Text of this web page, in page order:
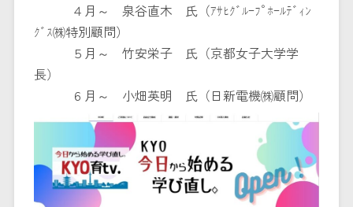
４月～ 泉谷直木 氏（ｱｻﾋｸﾞﾙｰﾌﾟﾎｰﾙﾃﾞｨﾝ
ｸﾞｽ㈱特別顧問）
５月～ 竹安栄子 氏（京都女子大学学
長）
６月～ 小畑英明 氏（日新電機㈱顧問）